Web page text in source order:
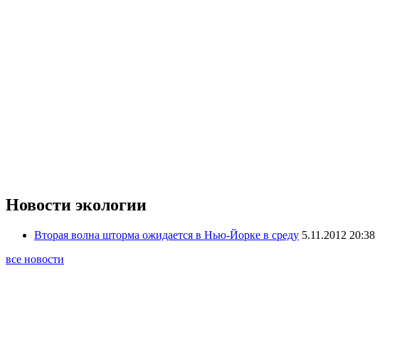
Новости экологии
Вторая волна шторма ожидается в Нью-Йорке в среду 5.11.2012 20:38
все новости